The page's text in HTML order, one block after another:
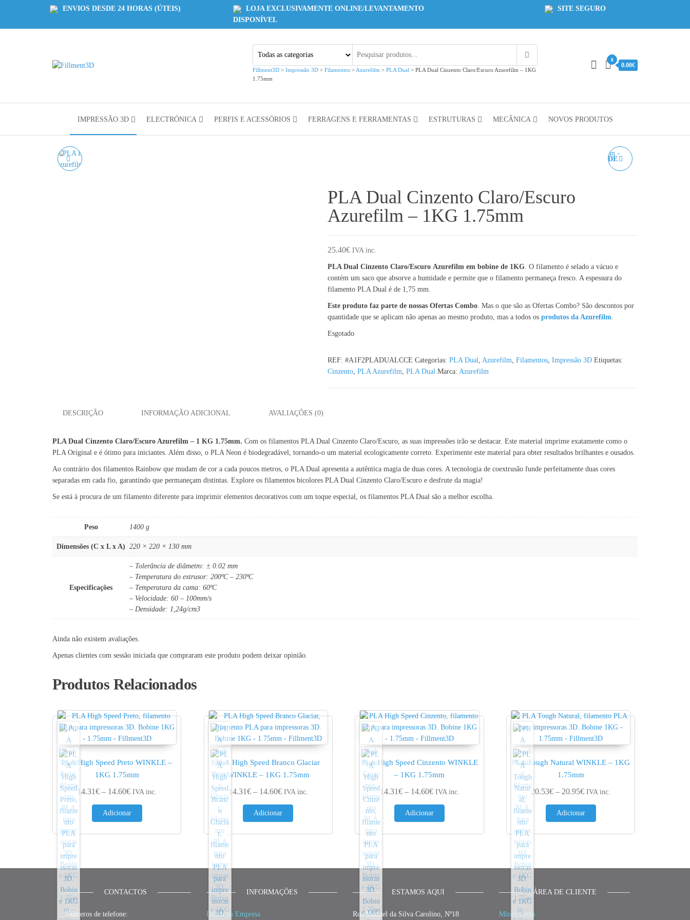
ENVIOS DESDE 24 HORAS (ÚTEIS)
LOJA EXCLUSIVAMENTE ONLINE/LEVANTAMENTO
DISPONÍVEL
SITE SEGURO
Fillment3D > Impressão 3D > Filamentos > Azurefilm > PLA Dual > PLA Dual Cinzento Claro/Escuro Azurefilm – 1KG
1.75mm
0
0.00€
IMPRESSÃO 3D ELECTRÓNICA PERFIS E ACESSÓRIOS FERRAGENS E FERRAMENTAS ESTRUTURAS MECÂNICA NOVOS PRODUTOS
PLA DUAL AZUL/VERDE
PLA Dual Cinzento Claro/Escuro
Azurefilm – 1KG 1.75mm
25.40€ IVA inc.
PLA Dual Cinzento Claro/Escuro Azurefilm em bobine de 1KG. O filamento é selado a vácuo e
contém um saco que absorve a humidade e permite que o filamento permaneça fresco. A espessura do
filamento PLA Dual é de 1,75 mm.
Este produto faz parte de nossas Ofertas Combo. Mas o que são as Ofertas Combo? São descontos por
quantidade que se aplicam não apenas ao mesmo produto, mas a todos os produtos da Azurefilm.
Esgotado
REF: #A1F2PLADUALCCE Categorias: PLA Dual, Azurefilm, Filamentos, Impressão 3D Etiquetas:
Cinzento, PLA Azurefilm, PLA Dual Marca: Azurefilm
DESCRIÇÃO INFORMAÇÃO ADICIONAL AVALIAÇÕES (0)
PLA Dual Cinzento Claro/Escuro Azurefilm – 1 KG 1.75mm. Com os filamentos PLA Dual Cinzento Claro/Escuro, as suas impressões irão se destacar. Este material imprime exatamente como o
PLA Original e é ótimo para iniciantes. Além disso, o PLA Neon é biodegradável, tornando-o um material ecologicamente correto. Experimente este material para obter resultados brilhantes e ousados.
Ao contrário dos filamentos Rainbow que mudam de cor a cada poucos metros, o PLA Dual apresenta a autêntica magia de duas cores. A tecnologia de coextrusão funde perfeitamente duas cores
separadas em cada fio, garantindo que permaneçam distintas. Explore os filamentos bicolores PLA Dual Cinzento Claro/Escuro e desfrute da magia!
Se está à procura de um filamento diferente para imprimir elementos decorativos com um toque especial, os filamentos PLA Dual são a melhor escolha.
Peso 1400 g
Dimensões (C x L x A) 220 × 220 × 130 mm
Especificações
– Tolerância de diâmetro: ± 0.02 mm
– Temperatura do extrusor: 200ºC – 230ºC
– Temperatura da cama: 60ºC
– Velocidade: 60 – 100mm/s
– Densidade: 1,24g/cm3
Ainda não existem avaliações.
Apenas clientes com sessão iniciada que compraram este produto podem deixar opinião.
Produtos Relacionados
PLA High Speed Preto WINKLE –
1KG 1.75mm
14.31€ – 14.60€Price range: 14.31€ through 14.60€
IVA inc.
Adicionar
PLA High Speed Branco Glaciar
WINKLE – 1KG 1.75mm
14.31€ – 14.60€Price range: 14.31€ through 14.60€
IVA inc.
Adicionar
PLA High Speed Cinzento WINKLE
– 1KG 1.75mm
14.31€ – 14.60€Price range: 14.31€ through 14.60€
IVA inc.
Adicionar
PLA Tough Natural WINKLE – 1KG
1.75mm
20.53€ – 20.95€Price range: 20.53€ through
IVA inc.
Adicionar
CONTACTOS
_ Números de telefone:
INFORMAÇÕES
Dados da Empresa
ESTAMOS AQUI
Rua Manuel da Silva Carolino, Nº18
ÁREA DE CLIENTE
Minha conta